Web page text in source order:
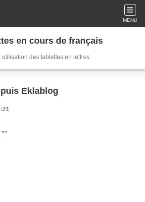
MENU
en cours de français
utilisation des tablettes en lettres
Article publié depuis Eklablog